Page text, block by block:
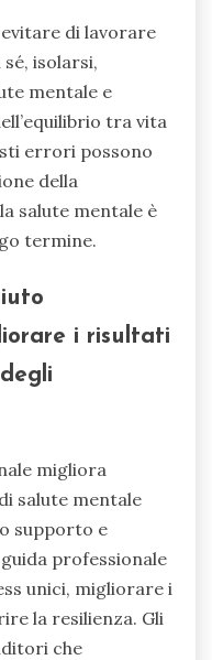
di lavorare
isolarsi,
mentale e
tra vita
errori possono
della
salute mentale è
termine.
i risultati
migliora
salute mentale
supporto e
professionale
unici, migliorare i
la resilienza. Gli
che